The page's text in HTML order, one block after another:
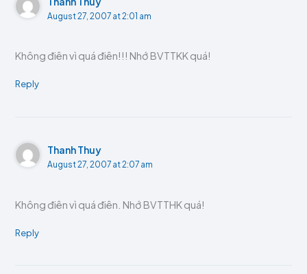
August 27, 2007 at 2:01 am
Không điên vì quá điên!!! Nhớ BVTTKK quá!
Reply
Thanh Thuy
August 27, 2007 at 2:07 am
Không điên vì quá điên. Nhớ BVTTHK quá!
Reply